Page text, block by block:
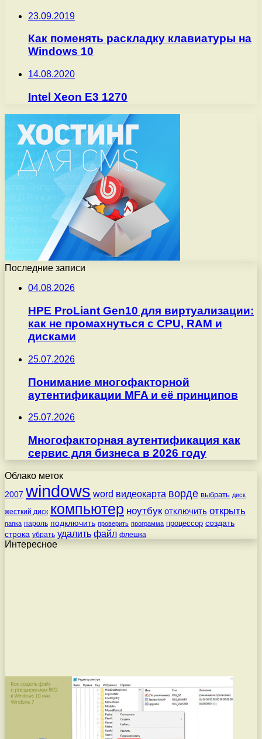
23.09.2019
Как поменять раскладку клавиатуры на
Windows 10
14.08.2020
Intel Xeon E3 1270
Последние записи
04.08.2026
HPE ProLiant Gen10 для виртуализации:
как не промахнуться с CPU, RAM и
дисками
25.07.2026
Понимание многофакторной
аутентификации MFA и её принципов
25.07.2026
Многофакторная аутентификация как
сервис для бизнеса в 2026 году
Облако меток
2007 windows word видеокарта ворде выбрать диск
жесткий диск компьютер ноутбук отключить открыть
папка пароль подключить проверить программа процессор создать
строка убрать удалить файл флешка
Интересное